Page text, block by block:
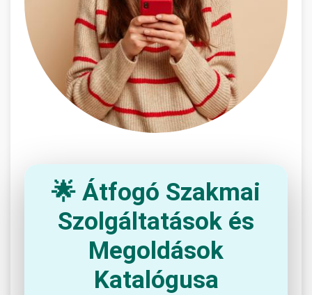
🌟 Átfogó Szakmai
Szolgáltatások és
Megoldások
Katalógusa